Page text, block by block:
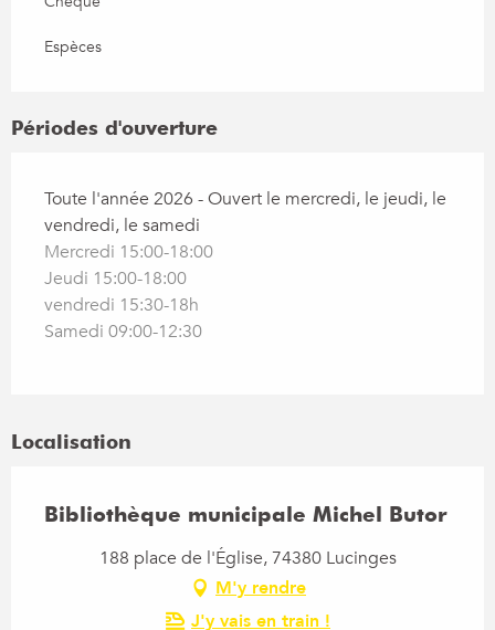
Espèces
Périodes d'ouverture
Toute l'année 2026 - Ouvert le mercredi, le jeudi, le
vendredi, le samedi
Mercredi 15:00-18:00
Jeudi 15:00-18:00
vendredi 15:30-18h
Samedi 09:00-12:30
Localisation
Bibliothèque municipale Michel Butor
188 place de l'Église, 74380 Lucinges
M'y rendre
J'y vais en train !